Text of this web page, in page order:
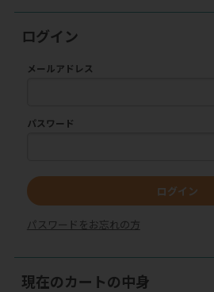
ログイン
メールアドレス
パスワード
ログイン
パスワードをお忘れの方
現在のカートの中身